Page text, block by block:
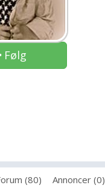
Følg
(80) Annoncer (0)